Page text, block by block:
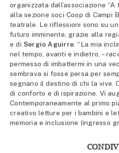
organizzata dall’associazione “A
alla sezione soci Coop di Campi
teatrale. Le riflessioni sono su
futuro imminente, grazie alla
e di Sergio Aguirre . “La mia
nel tempo, avanti e indietro, –
permesso di imbattermi in una
sembrava si fosse persa per
segnano il destino di chi la vive.
di conforto e di ispirazione. Vi
Contemporaneamente al primo
creativo letture per i bambini e
memoria e inclusione (ingresso